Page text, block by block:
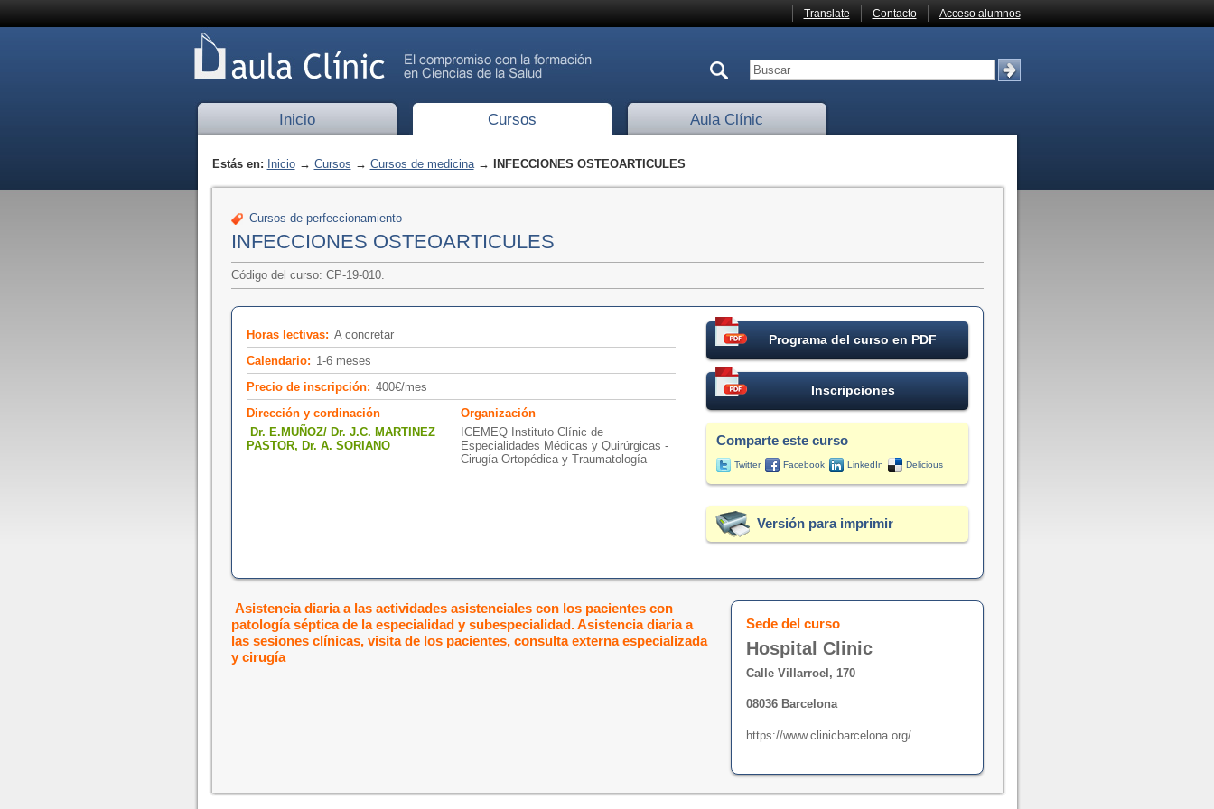
Translate Contacto Acceso alumnos
Inicio Cursos Aula Clínic
Estás en: Inicio→ Cursos → Cursos de medicina→ INFECCIONES OSTEOARTICULES
Cursos de perfeccionamiento
INFECCIONES OSTEOARTICULES
Código del curso: CP-19-010.
Horas lectivas: A concretar
Calendario: 1-6 meses
Precio de inscripción: 400€/mes
Dirección y cordinación
Dr. E.MUÑOZ/ Dr. J.C. MARTINEZ
PASTOR, Dr. A. SORIANO
Organización
ICEMEQ Instituto Clínic de
Especialidades Médicas y Quirúrgicas -
Cirugía Ortopédica y Traumatología
Programa del curso en PDF
Inscripciones
Comparte este curso
Twitter Facebook LinkedIn Delicious
Versión para imprimir
Asistencia diaria a las actividades asistenciales con los pacientes con
patología séptica de la especialidad y subespecialidad. Asistencia diaria a
las sesiones clínicas, visita de los pacientes, consulta externa especializada
y cirugía
Sede del curso
Hospital Clinic
Calle Villarroel, 170
08036 Barcelona
https://www.clinicbarcelona.org/